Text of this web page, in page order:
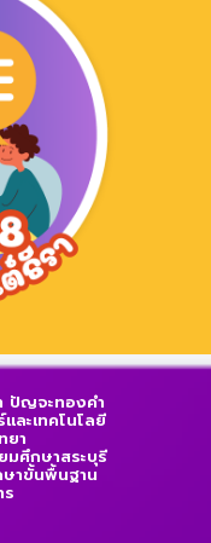
ปัญจะทองคำ
ละเทคโนโลยี
ยา
มศึกษาสระบุรี
ษาขั้นพื้นฐาน